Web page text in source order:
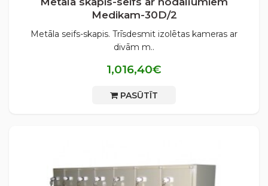
Medikam-30D/2
Metāla seifs-skapis. Trīsdesmit izolētas kameras ar
divām m..
1,016,40€
PASŪTĪT